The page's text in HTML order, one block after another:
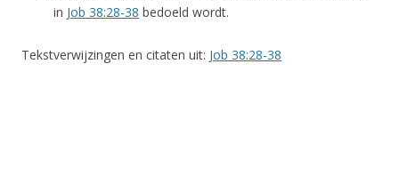
in Job 38:28-38 bedoeld wordt.
Tekstverwijzingen en citaten uit: Job 38:28-38